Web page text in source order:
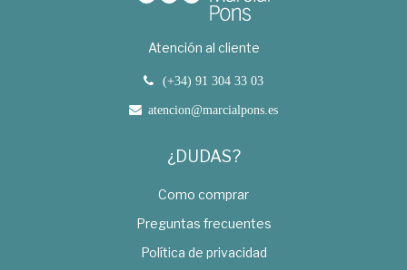
Atención al cliente
(+34) 91 304 33 03
atencion@marcialpons.es
¿DUDAS?
Como comprar
Preguntas frecuentes
Política de privacidad